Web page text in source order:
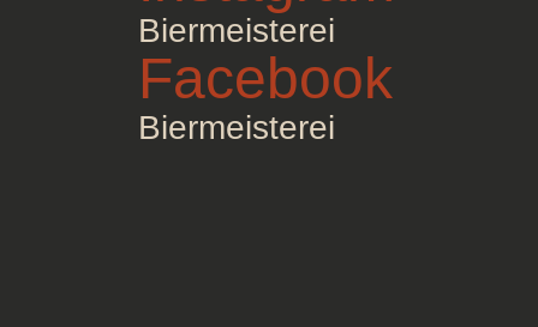
Biermeisterei
Facebook
Biermeisterei